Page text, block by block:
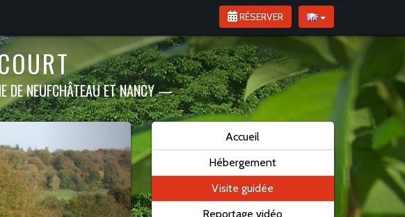
RÉSERVER
DE NEUFCHÂTEAU ET NANCY—
Accueil
Hébergement
Visite guidée
Reportage vidéo